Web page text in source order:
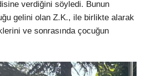
verdiğini söyledi. Bunun
gelini olan Z.K., ile birlikte alarak
ve sonrasında çocuğun